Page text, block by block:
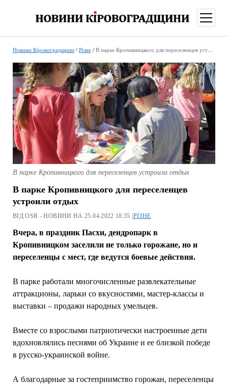
меню
Новини Кіровоградщини/ Різне/ В парке Кропивницкого для переселенцев устроили отдых
В парке Кропивницкого для переселенцев устроили отдых
В парке Кропивницкого для переселенцев
устроили отдых
ВІД OSR - НОВИНИ НА 25.04.2022 18:35 | РІЗНЕ
Вчера, в праздник Пасхи, дендропарк в
Кропивницком заселили не только горожане, но и
переселенцы с мест, где ведутся боевые действия.
В парке работали многочисленные развлекательные
аттракционы, ларьки со вкусностями, мастер-классы и
выставки – продажи народных умельцев.
Вместе со взрослыми патриотически настроенные дети
вдохновлялись песнями об Украине и ее близкой победе
в русско-украинской войне.
А благодарные за гостеприимство горожан, переселенцы